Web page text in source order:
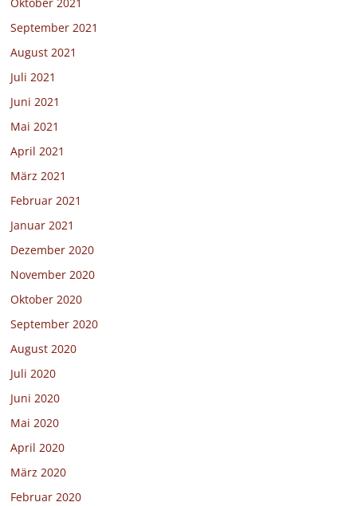
September 2021
August 2021
Juli 2021
Juni 2021
Mai 2021
April 2021
März 2021
Februar 2021
Januar 2021
Dezember 2020
November 2020
Oktober 2020
September 2020
August 2020
Juli 2020
Juni 2020
Mai 2020
April 2020
März 2020
Februar 2020